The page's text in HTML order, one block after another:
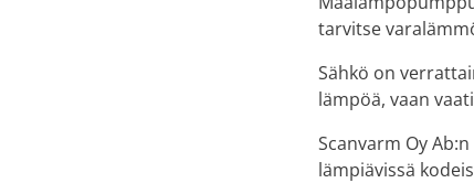
tarvitse
Sähkö on
lämpöä, vaan
Scanvarm Oy
lämpiävissä